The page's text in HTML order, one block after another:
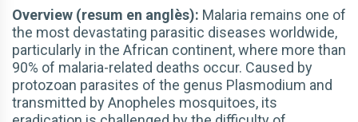
Overview (resum en anglès): Malaria remains one of
the most devastating parasitic diseases worldwide,
particularly in the African continent, where more than
90% of malaria-related deaths occur. Caused by
protozoan parasites of the genus Plasmodium and
transmitted by Anopheles mosquitoes, its